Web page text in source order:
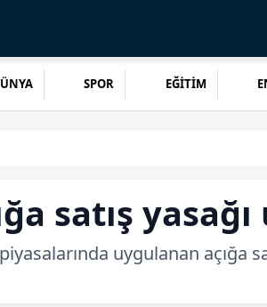
SPOR EĞİTİM
satış yasağı
uygulanan açığa